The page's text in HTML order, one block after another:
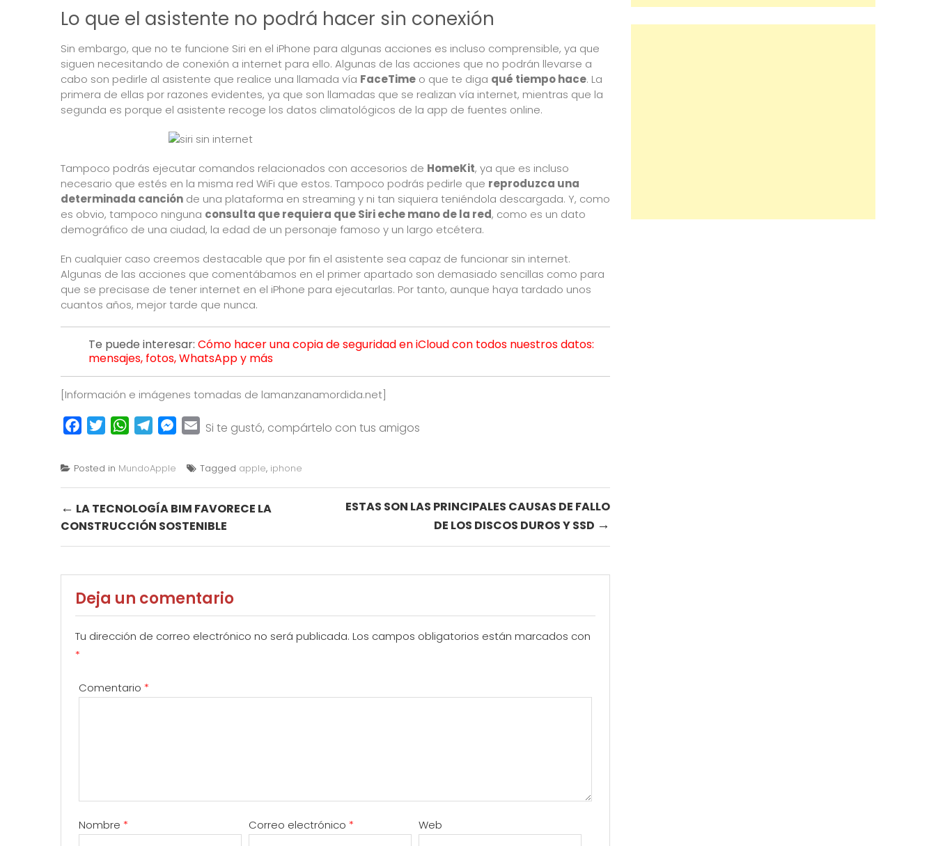
Lo que el asistente no podrá hacer sin conexión
Sin embargo, que no te funcione Siri en el iPhone para algunas acciones es incluso comprensible, ya que
siguen necesitando de conexión a internet para ello. Algunas de las acciones que no podrán llevarse a
cabo son pedirle al asistente que realice una llamada vía FaceTime o que te diga qué tiempo hace. La
primera de ellas por razones evidentes, ya que son llamadas que se realizan vía internet, mientras que la
segunda es porque el asistente recoge los datos climatológicos de la app de fuentes online.
Tampoco podrás ejecutar comandos relacionados con accesorios de HomeKit, ya que es incluso
necesario que estés en la misma red WiFi que estos. Tampoco podrás pedirle que reproduzca una
determinada canción de una plataforma en streaming y ni tan siquiera teniéndola descargada. Y, como
es obvio, tampoco ninguna consulta que requiera que Siri eche mano de la red, como es un dato
demográfico de una ciudad, la edad de un personaje famoso y un largo etcétera.
En cualquier caso creemos destacable que por fin el asistente sea capaz de funcionar sin internet.
Algunas de las acciones que comentábamos en el primer apartado son demasiado sencillas como para
que se precisase de tener internet en el iPhone para ejecutarlas. Por tanto, aunque haya tardado unos
cuantos años, mejor tarde que nunca.
Te puede interesar: Cómo hacer una copia de seguridad en iCloud con todos nuestros datos:
mensajes, fotos, WhatsApp y más
[Información e imágenes tomadas de lamanzanamordida.net]
FacebookTwitterWhatsApp
TelegramMessenger
Email
Si te gustó, compártelo con tus amigos
Posted in MundoApple Tagged apple, iphone
Post
navigation
← LA TECNOLOGÍA BIM FAVORECE LA
CONSTRUCCIÓN SOSTENIBLE
ESTAS SON LAS PRINCIPALES CAUSAS DE FALLO
DE LOS DISCOS DUROS Y SSD →
Deja un comentario
Tu dirección de correo electrónico no será publicada. Los campos obligatorios están marcados con
*
Comentario *
Nombre * Correo electrónico * Web